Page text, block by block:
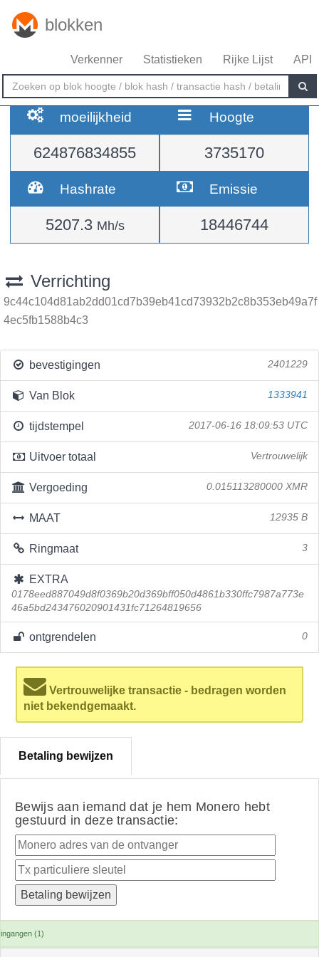
blokken
Verkenner Statistieken Rijke Lijst API
moeilijkheid
624876834855
Hoogte
3735170
Hashrate
5207.3 Mh/s
Emissie
18446744
Verrichting
9c44c104d81ab2dd01cd7b39eb41cd73932b2c8b353eb49a7f
4ec5fb1588b4c3
bevestigingen 2401229
Van Blok 1333941
tijdstempel 2017-06-16 18:09:53 UTC
Uitvoer totaal Vertrouwelijk
Vergoeding 0.015113280000 XMR
MAAT 12935 B
Ringmaat 3
EXTRA
0178eed887049d8f0369b20d369bff050d4861b330ffc7987a773e
46a5bd243476020901431fc71264819656
ontgrendelen 0
Vertrouwelijke transactie - bedragen worden
niet bekendgemaakt.
Betaling bewijzen
Bewijs aan iemand dat je hem Monero hebt
gestuurd in deze transactie:
ingangen (1)